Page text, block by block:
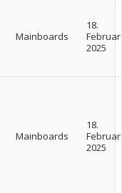
Mainboards
18.
Februar
2025
Mainboards
18.
Februar
2025